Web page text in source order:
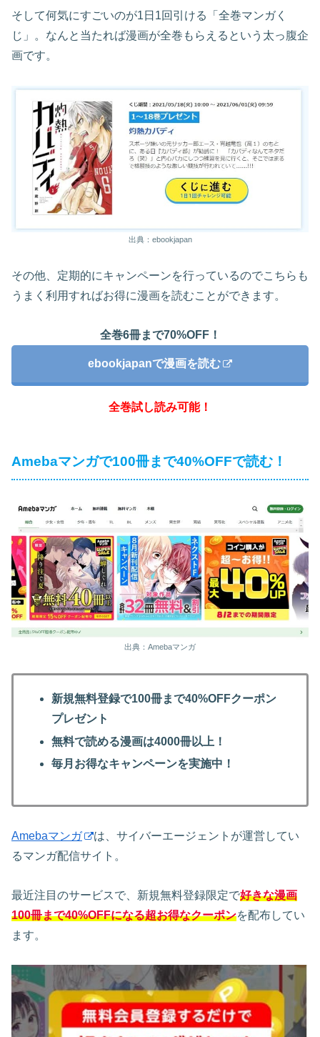
そして何気にすごいのが1日1回引ける「全巻マンガく
じ」。なんと当たれば漫画が全巻もらえるという太っ腹企
画です。
出典：ebookjapan
その他、定期的にキャンペーンを行っているのでこちらも
うまく利用すればお得に漫画を読むことができます。
全巻6冊まで70%OFF！
ebookjapanで漫画を読む
全巻試し読み可能！
Amebaマンガで100冊まで40%OFFで読む！
出典：Amebaマンガ
新規無料登録で100冊まで40%OFFクーポン
プレゼント
無料で読める漫画は4000冊以上！
毎月お得なキャンペーンを実施中！
Amebaマンガ
は、サイバーエージェントが運営してい
るマンガ配信サイト。
最近注目のサービスで、新規無料登録限定で好きな漫画
100冊まで40%OFFになる超お得なクーポンを配布してい
ます。